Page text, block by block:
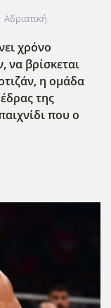
Αδριατική
χρόνο
να βρίσκεται
η ομάδα
της
που ο